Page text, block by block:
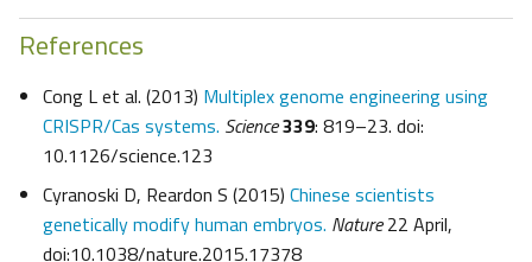
References
Cong L et al. (2013) Multiplex genome engineering using
CRISPR/Cas systems. Science339: 819–23. doi:
10.1126/science.123
Cyranoski D, Reardon S (2015) Chinese scientists
genetically modify human embryos. Nature22 April,
doi:10.1038/nature.2015.17378